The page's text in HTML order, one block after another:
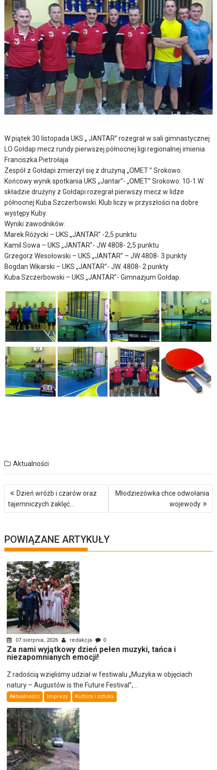
W piątek 30 listopada UKS „ JANTAR” rozegrał w sali gimnastycznej
LO Gołdap mecz rundy pierwszej północnej ligi regionalnej imienia
Franciszka Pietrołaja
Zespół z Gołdapi zmierzył się z drużyną „OMET ” Srokowo.
Końcowy wynik spotkania UKS „Jantar”- „OMET” Srokowo. 10-1.W
składzie drużyny z Gołdapi rozegrał pierwszy mecz w lidze
północnej Kuba Szczerbowski. Klub liczy w przyszłości na dobre
występy Kuby.
Wyniki zawodników:
Marek Różycki – UKS „JANTAR” -2,5 punktu
Kamil Sowa – UKS „JANTAR”- JW 4808- 2,5 punktu
Grzegorz Wesołowski – UKS „JANTAR” – JW 4808- 3 punkty
Bogdan Wikarski – UKS „JANTAR”- JW. 4808- 2 punkty
Kuba Szczerbowski – UKS „JANTAR”- Gimnazjum Gołdap.
Aktualności
Nawigacja
wpisu
Dzień wróżb i czarów oraz
tajemniczych zaklęć…
Młodzieżówka chce odwołania
wojewody
POWIĄZANE ARTYKUŁY
07 sierpnia, 2026 redakcja 0
Za nami wyjątkowy dzień pełen muzyki, tańca i
niezapomnianych emocji!
Z radością wzięliśmy udział w festiwalu „Muzyka w objęciach
natury – Augustów is the Future Festival”,...
Aktualności Imprezy Kultura i sztuka